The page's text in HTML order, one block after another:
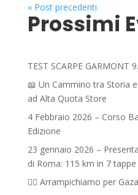
« Post precedenti
Prossimi
TEST SCARPE GARMONT
📖 Un Cammino tra Storia
ad Alta Quota Store
4 Febbraio 2026 – Corso
Edizione
23 gennaio 2026 –
di Roma: 115 km in 7 tappe
🧗‍♀️ Arrampichiamo per